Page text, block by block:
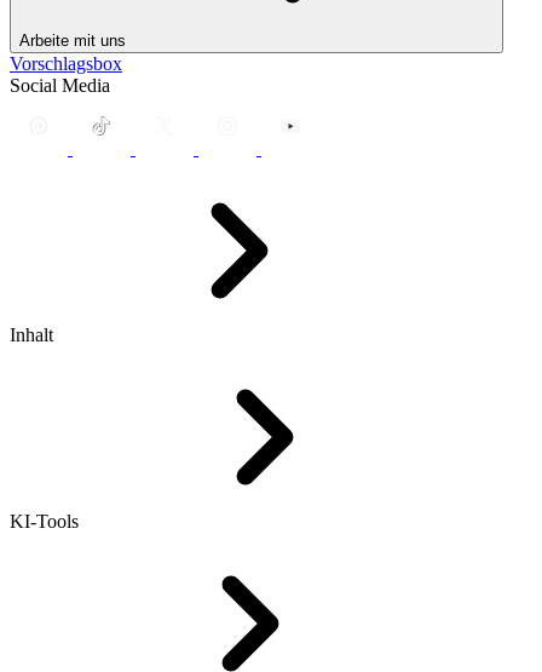
Arbeite mit uns
Vorschlagsbox
Social Media
Inhalt
KI-Tools